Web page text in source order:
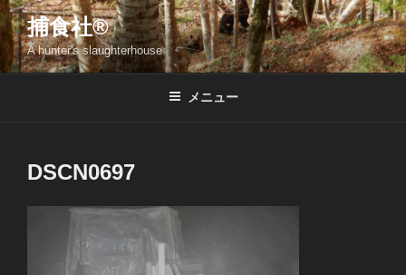
コ
ン
テ
ン
捕食社®
A hunter's slaughterhouse
メニュー
DSCN0697